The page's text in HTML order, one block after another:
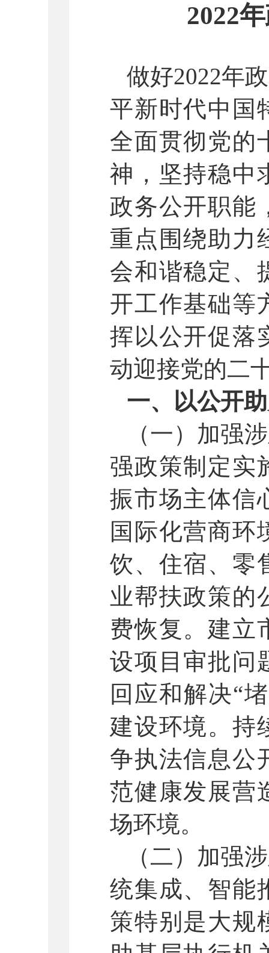
2022
做好2022年
平新时代中国
全面贯彻党的
神，坚持稳中
政务公开职能
重点围绕助力
会和谐稳定、
开工作基础等
挥以公开促落
动迎接党的二
一、以公开
（一）加强
强政策制定实
振市场主体信
国际化营商环
饮、住宿、零
业帮扶政策的
费恢复。建立
设项目审批问
回应和解决“
建设环境。持
争执法信息公
范健康发展营
场环境。
（二）加强
统集成、智能
策特别是大规